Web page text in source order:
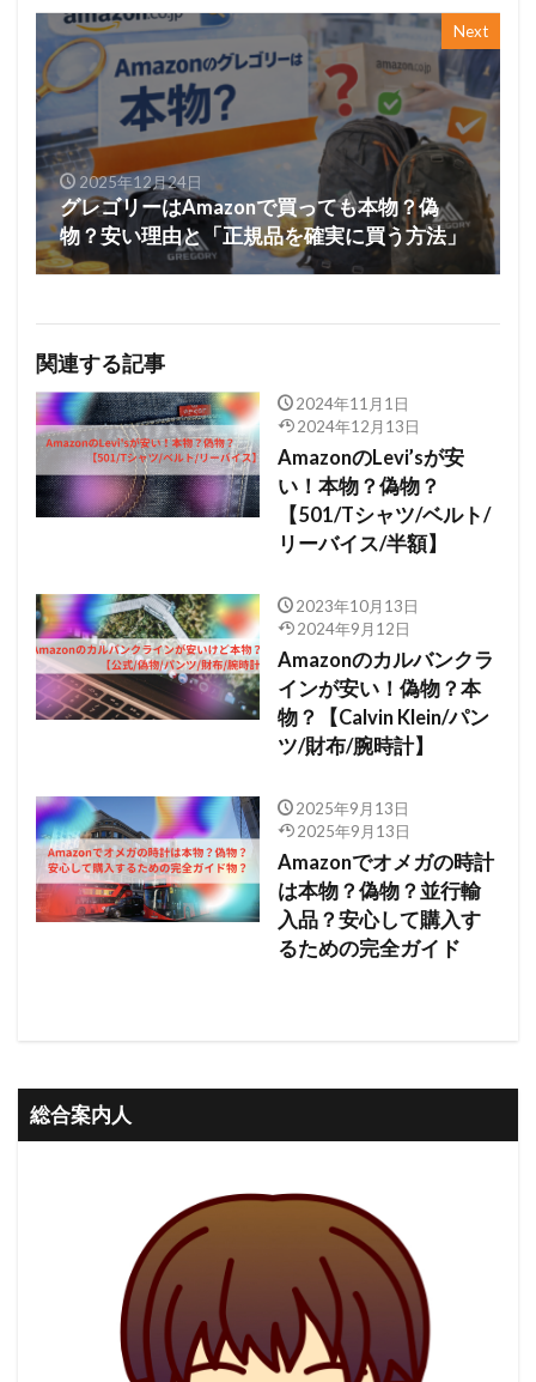
Next
2025年12月24日
グレゴリーはAmazonで買っても本物？偽
物？安い理由と「正規品を確実に買う方法」
関連する記事
2024年11月1日
2024年12月13日
AmazonのLevi’sが安
い！本物？偽物？
【501/Tシャツ/ベルト/
リーバイス/半額】
2023年10月13日
2024年9月12日
Amazonのカルバンクラ
インが安い！偽物？本
物？【Calvin Klein/パン
ツ/財布/腕時計】
2025年9月13日
2025年9月13日
Amazonでオメガの時計
は本物？偽物？並行輸
入品？安心して購入す
るための完全ガイド
総合案内人